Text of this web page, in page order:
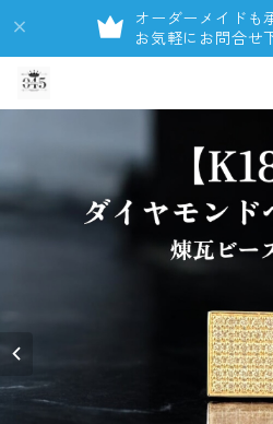
オーダーメイドも
お気軽にお問合せ